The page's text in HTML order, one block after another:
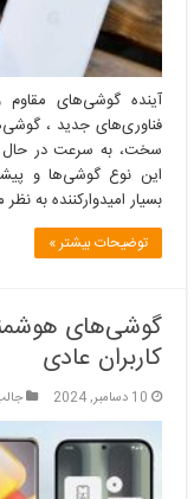
آینده گوشی‌های
فناوری‌های جدید ،
سخت، به سرعت در حال
این نوع گوشی‌ها و
بسیار امیدوارکننده به
توضیحات بیشتر »
گوشی‌های
کاربران عادی
10 دسامبر, 2024